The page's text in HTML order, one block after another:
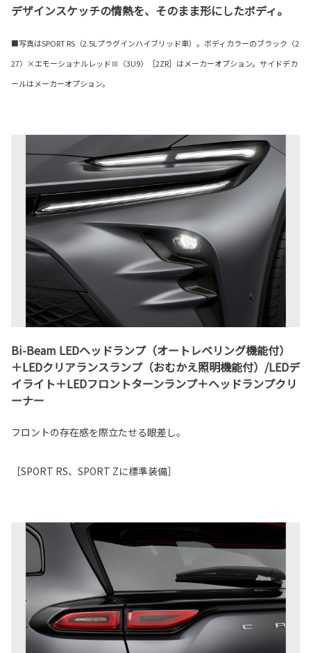
デザインスケッチの情熱を、そのまま形にしたボディ。
■写真はSPORT RS（2.5Lプラグインハイブリッド車）。ボディカラーのブラック〈2
27〉×エモーショナルレッドⅢ〈3U9〉［2ZR］はメーカーオプション。サイドデカ
ールはメーカーオプション。
Bi-Beam LEDヘッドランプ（オートレベリング機能付）
＋LEDクリアランスランプ（おむかえ照明機能付）/LEDデ
イライト＋LEDフロントターンランプ＋ヘッドランプクリ
ーナー
フロントの存在感を際立たせる眼差し。
［SPORT RS、SPORT Zに標準装備］